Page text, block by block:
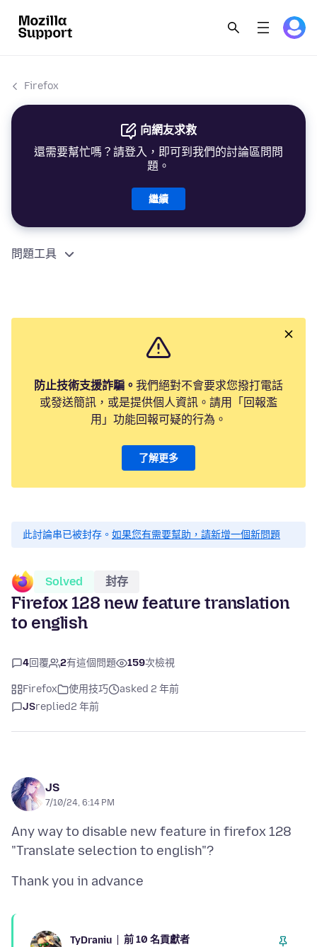
Firefox
向網友求救
還需要幫忙嗎？請登入，即可到我們的討論區問問
題。
繼續
問題工具
防止技術支援詐騙。 我們絕對不會要求您撥打電話
或發送簡訊，或是提供個人資訊。請用「回報濫
用」功能回報可疑的行為。
了解更多
此討論串已被封存。 如果您有需要幫助，請新增一個新問題
Solved 封存
Firefox 128 new feature translation
to english
4回覆 2有這個問題 159次檢視
Firefox 使用技巧
asked 2 年前
JSreplied2 年前
JS
7/10/24, 6:14 PM
Any way to disable new feature in firefox 128
TyDraniu 前 10 名貢獻者